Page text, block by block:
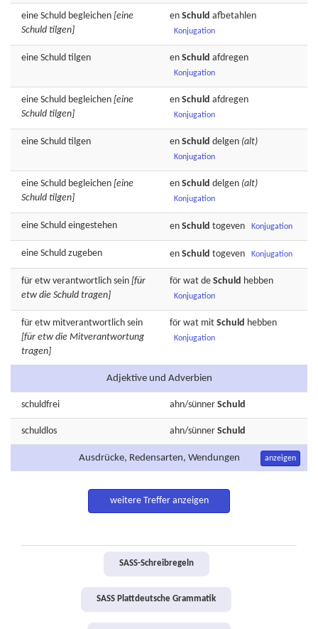
eine Schuld begleichen [eine
Schuld tilgen]
en Schuld afbetahlen
Konjugation
eine Schuld tilgen en Schuld afdregen
Konjugation
eine Schuld begleichen [eine
Schuld tilgen]
en Schuld afdregen
Konjugation
eine Schuld tilgen en Schuld delgen (alt)
Konjugation
eine Schuld begleichen [eine
Schuld tilgen]
en Schuld delgen (alt)
Konjugation
eine Schuld eingestehen en Schuld togeven Konjugation
eine Schuld zugeben en Schuld togeven Konjugation
für etw verantwortlich sein [für
etw die Schuld tragen]
för wat de Schuld hebben
Konjugation
für etw mitverantwortlich sein
[für etw die Mitverantwortung
tragen]
för wat mit Schuld hebben
Konjugation
Adjektive und Adverbien
schuldfrei ahn/sünner Schuld
schuldlos ahn/sünner Schuld
Ausdrücke, Redensarten, Wendungen anzeigen
weitere Treffer anzeigen
SASS-Schreibregeln
SASS Plattdeutsche Grammatik